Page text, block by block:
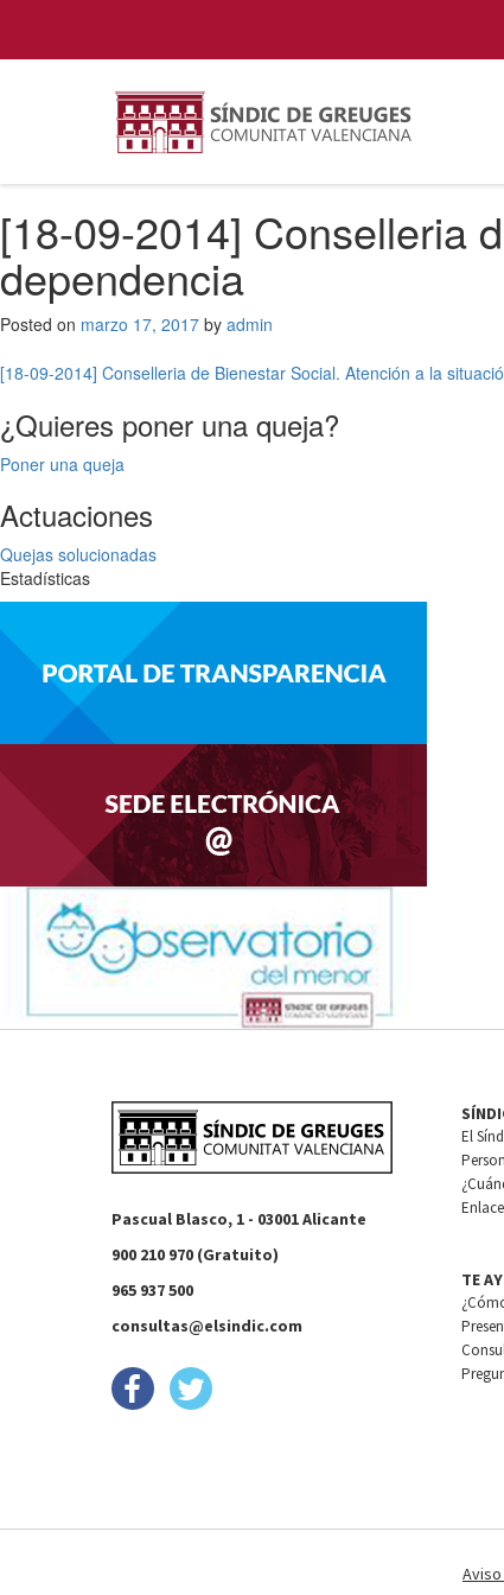
[18-09-2014] Conselleria
dependencia
Posted on marzo 17, 2017 by admin
Navegación
de
entradas
[18-09-2014] Conselleria de Bienestar Social. Atención a la
¿Quieres poner una queja?
Poner una queja
Actuaciones
Quejas solucionadas
Estadísticas
Pascual Blasco, 1 - 03001 Alicante
900 210 970 (Gratuito)
965 937 500
consultas@elsindic.com
El
TE